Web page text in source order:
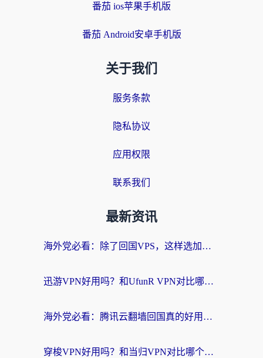
番茄 ios苹果手机版
番茄 Android安卓手机版
关于我们
服务条款
隐私协议
应用权限
联系我们
最新资讯
海外党必看：除了回国VPS，这样选加速器也能无缝刷国内资源？
迅游VPN好用吗？和UfunR VPN对比哪个回国效果更好？海外党亲测避坑指南
海外党必看：腾讯云翻墙回国真的好用吗？+ 3步选对回国加速器指南
穿梭VPN好用吗？和当归VPN对比哪个回国效果更好？海外党亲测实用指南